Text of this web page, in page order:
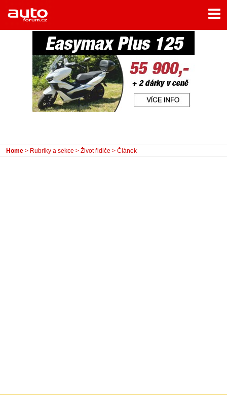
Home
Rubriky
- Jízdní dojmy a další testy
- Bleskovky
- Život řidiče
Home > Rubriky a sekce > Život řidiče > Článek